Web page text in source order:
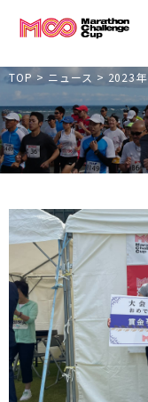
TOP> ニュース > 2023年